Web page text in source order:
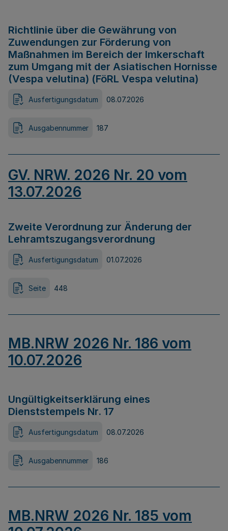
Richtlinie über die Gewährung von
Zuwendungen zur Förderung von
Maßnahmen im Bereich der Imkerschaft
zum Umgang mit der Asiatischen Hornisse
(Vespa velutina) (FöRL Vespa velutina)
Ausfertigungsdatum 08.07.2026
Ausgabennummer 187
GV. NRW. 2026 Nr. 20 vom
13.07.2026
Zweite Verordnung zur Änderung der
Lehramtszugangsverordnung
Ausfertigungsdatum 01.07.2026
Seite 448
MB.NRW 2026 Nr. 186 vom
10.07.2026
Ungültigkeitserklärung eines
Dienststempels Nr. 17
Ausfertigungsdatum 08.07.2026
Ausgabennummer 186
MB.NRW 2026 Nr. 185 vom